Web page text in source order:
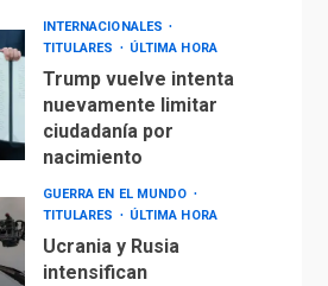
INTERNACIONALES
TITULARES
ÚLTIMA HORA
Trump vuelve intenta
nuevamente limitar
ciudadanía por
nacimiento
GUERRA EN EL MUNDO
TITULARES
ÚLTIMA HORA
Ucrania y Rusia
intensifican